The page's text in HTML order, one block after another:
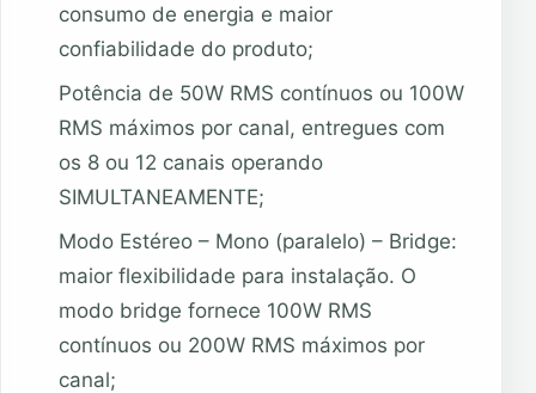
consumo de energia e maior
confiabilidade do produto;
Potência de 50W RMS contínuos ou 100W
RMS máximos por canal, entregues com
os 8 ou 12 canais operando
SIMULTANEAMENTE;
Modo Estéreo – Mono (paralelo) – Bridge:
maior flexibilidade para instalação. O
modo bridge fornece 100W RMS
contínuos ou 200W RMS máximos por
canal;